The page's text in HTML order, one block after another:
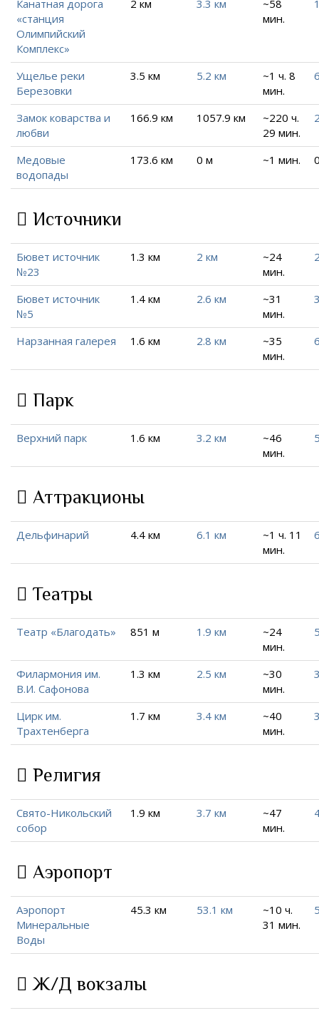
Канатная дорога
«станция
Олимпийский
Комплекс»
2 км 3.3 км
~58
мин.
Ущелье реки
Березовки
3.5 км 5.2 км
~1 ч. 8
мин.
Замок коварства и
любви
166.9 км 1057.9 км
~220 ч.
29 мин.
Медовые
водопады
173.6 км 0 м ~1 мин.
Источники
Бювет источник
№23
1.3 км 2 км
~24
мин.
Бювет источник
№5
1.4 км 2.6 км
~31
мин.
Нарзанная галерея 1.6 км 2.8 км
~35
мин.
Парк
Верхний парк 1.6 км 3.2 км
~46
мин.
Аттракционы
Дельфинарий 4.4 км 6.1 км
~1 ч. 11
мин.
Театры
Театр «Благодать» 851 м 1.9 км
~24
мин.
Филармония им.
В.И. Сафонова
1.3 км 2.5 км
~30
мин.
Цирк им.
Трахтенберга
1.7 км 3.4 км
~40
мин.
Религия
Свято-Никольский
собор
1.9 км 3.7 км
~47
мин.
Аэропорт
Аэропорт
Минеральные
Воды
45.3 км 53.1 км
~10 ч.
31 мин.
Ж/Д вокзалы